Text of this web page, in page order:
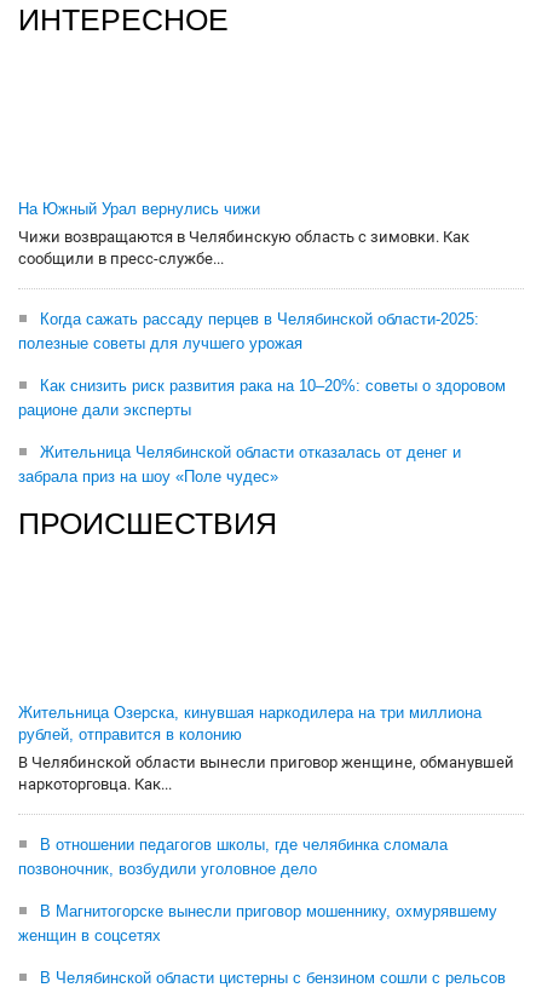
ИНТЕРЕСНОЕ
На Южный Урал вернулись чижи
Чижи возвращаются в Челябинскую область с зимовки. Как
сообщили в пресс-службе...
Когда сажать рассаду перцев в Челябинской области-2025:
полезные советы для лучшего урожая
Как снизить риск развития рака на 10–20%: советы о здоровом
рационе дали эксперты
Жительница Челябинской области отказалась от денег и
забрала приз на шоу «Поле чудес»
ПРОИСШЕСТВИЯ
Жительница Озерска, кинувшая наркодилера на три миллиона
рублей, отправится в колонию
В Челябинской области вынесли приговор женщине, обманувшей
наркоторговца. Как...
В отношении педагогов школы, где челябинка сломала
позвоночник, возбудили уголовное дело
В Магнитогорске вынесли приговор мошеннику, охмурявшему
женщин в соцсетях
В Челябинской области цистерны с бензином сошли с рельсов